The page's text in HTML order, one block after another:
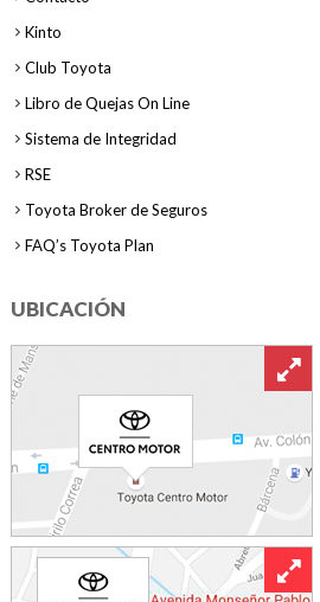
Kinto
Club Toyota
Libro de Quejas On Line
Sistema de Integridad
RSE
Toyota Broker de Seguros
FAQ’s Toyota Plan
UBICACIÓN